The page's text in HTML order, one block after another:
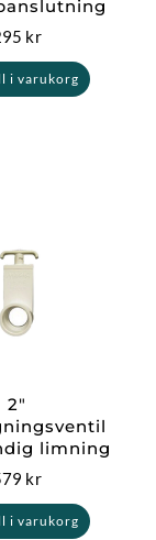
kr
i varukorg
2″
limning
kr
i varukorg